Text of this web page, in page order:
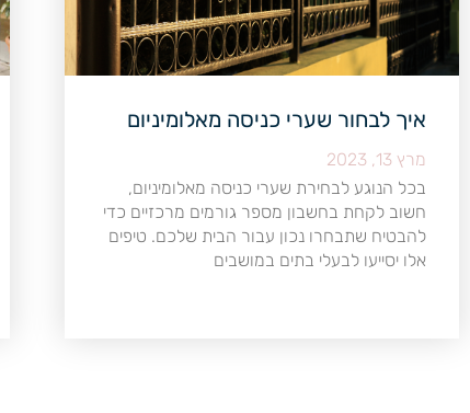
איך לבחור שערי כניסה מאלומיניום
מרץ 13, 2023
בכל הנוגע לבחירת שערי כניסה מאלומיניום,
חשוב לקחת בחשבון מספר גורמים מרכזיים כדי
להבטיח שתבחרו נכון עבור הבית שלכם. טיפים
אלו יסייעו לבעלי בתים במושבים